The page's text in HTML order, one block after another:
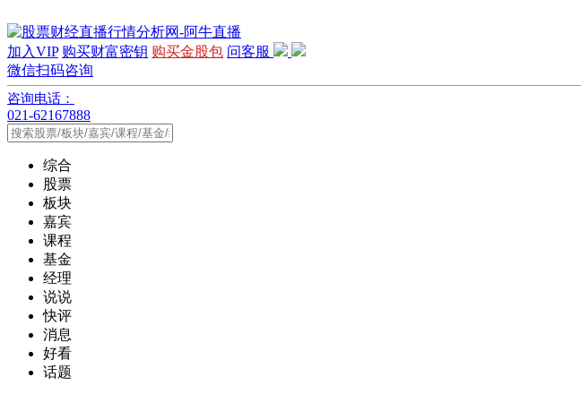
加入VIP 购买财富密钥 购买金股包 问客服
微信扫码咨询
咨询电话：
021-62167888
综合
股票
板块
嘉宾
课程
基金
经理
说说
快评
消息
好看
话题